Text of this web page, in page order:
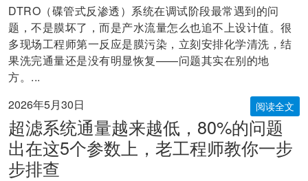
DTRO（碟管式反渗透）系统在调试阶段最常遇到的问
题，不是膜坏了，而是产水流量怎么也追不上设计值。很
多现场工程师第一反应是膜污染，立刻安排化学清洗，结
果洗完通量还是没有明显恢复——问题其实在别的地
方。...
2026年5月30日
阅读全文
超滤系统通量越来越低，80%的问题
出在这5个参数上，老工程师教你一步
步排查